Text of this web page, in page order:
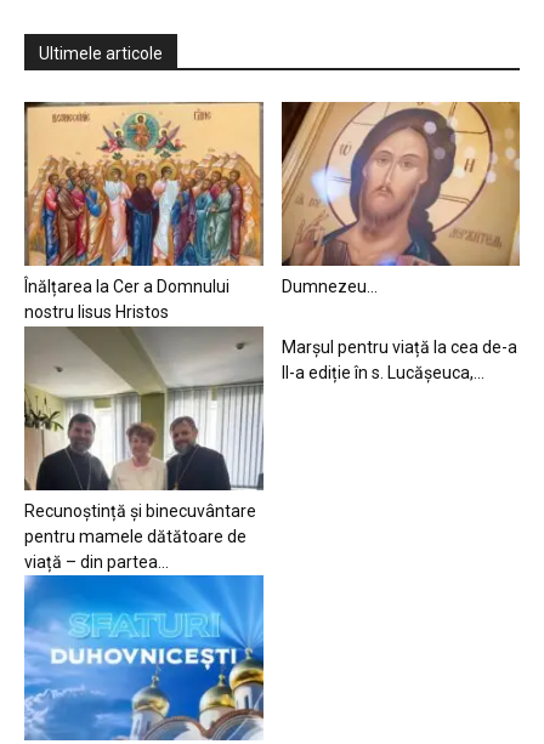
Ultimele articole
Înălțarea la Cer a Domnului
nostru Iisus Hristos
Dumnezeu…
Recunoștință și binecuvântare
pentru mamele dătătoare de
viață – din partea...
Marșul pentru viață la cea de-a
II-a ediție în s. Lucășeuca,...